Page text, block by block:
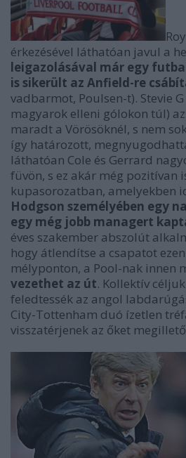
érkezésével láthatóan javul a
leigazolásával már egy
is sikerült az Anfield-re
vadbarmot, Poulsen-t). Stevie
magyarok elleni gólokon túl)
maradt a Vörösöknél, s nem
így határozott,
láthatóan Cole és Gerrard
füvön, s ez akár még pozitívan
kupasorozatban, amelyekben
Hodgson személyében egy
egy még jobb managert
éves szakember abszolút
hogy átlendítse a csapatot
mélyponton, a Pool-nak innen
vezethet az út. Kollektív
feledtessék az angol
City-Tottenham duó ízetlen
visszatérjenek az őket